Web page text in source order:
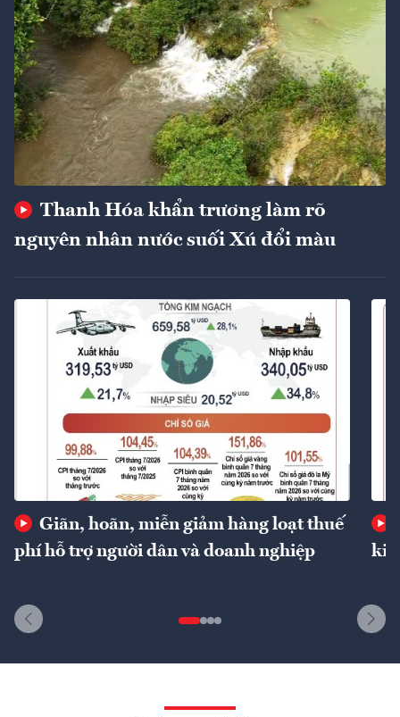
Thanh Hóa khẩn trương làm rõ
nguyên nhân nước suối Xú đổi màu
Giãn, hoãn, miễn giảm hàng loạt thuế
phí hỗ trợ người dân và doanh nghiệp